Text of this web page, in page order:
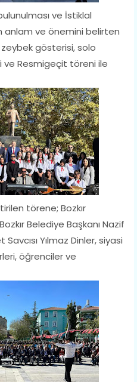
ve İstiklal
anlam ve önemini belirten
zeybek gösterisi, solo
ve Resmigeçit töreni ile
törene; Bozkır
Belediye Başkanı Nazif
Yılmaz Dinler, siyasi
öğrenciler ve